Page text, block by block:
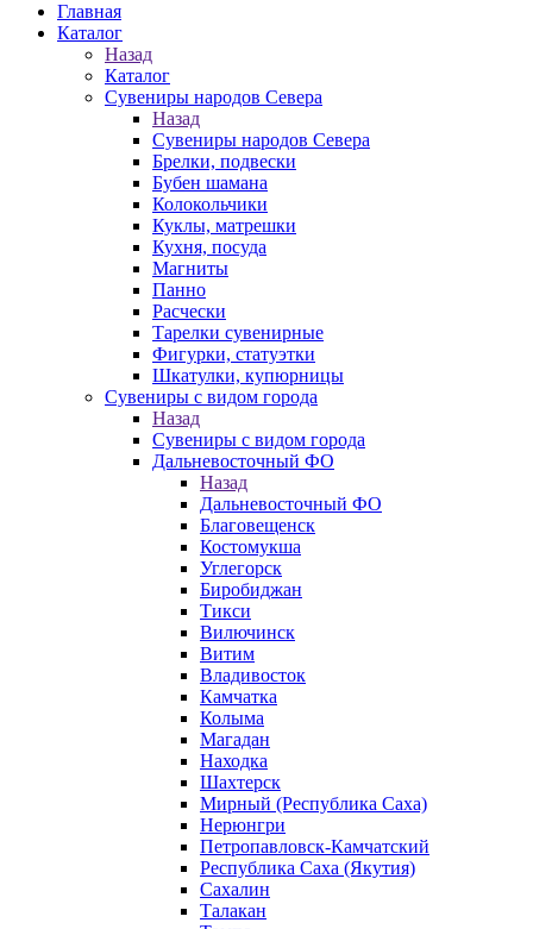
Главная
Каталог
Назад
Каталог
Сувениры народов Севера
Назад
Сувениры народов Севера
Брелки, подвески
Бубен шамана
Колокольчики
Куклы, матрешки
Кухня, посуда
Магниты
Панно
Расчески
Тарелки сувенирные
Фигурки, статуэтки
Шкатулки, купюрницы
Сувениры с видом города
Назад
Сувениры с видом города
Дальневосточный ФО
Назад
Дальневосточный ФО
Благовещенск
Костомукша
Углегорск
Биробиджан
Тикси
Вилючинск
Витим
Владивосток
Камчатка
Колыма
Магадан
Находка
Шахтерск
Мирный (Республика Саха)
Нерюнгри
Петропавловск-Камчатский
Республика Саха (Якутия)
Сахалин
Талакан